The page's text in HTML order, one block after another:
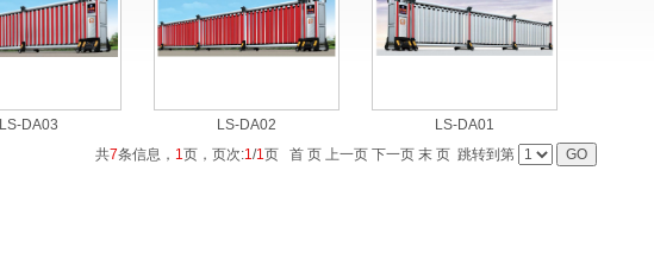
LS-DA03 LS-DA02
LS-DA01
共7条信息， 1页，页次:1/1页 首 页 上一页 下一页 末 页 跳转到第